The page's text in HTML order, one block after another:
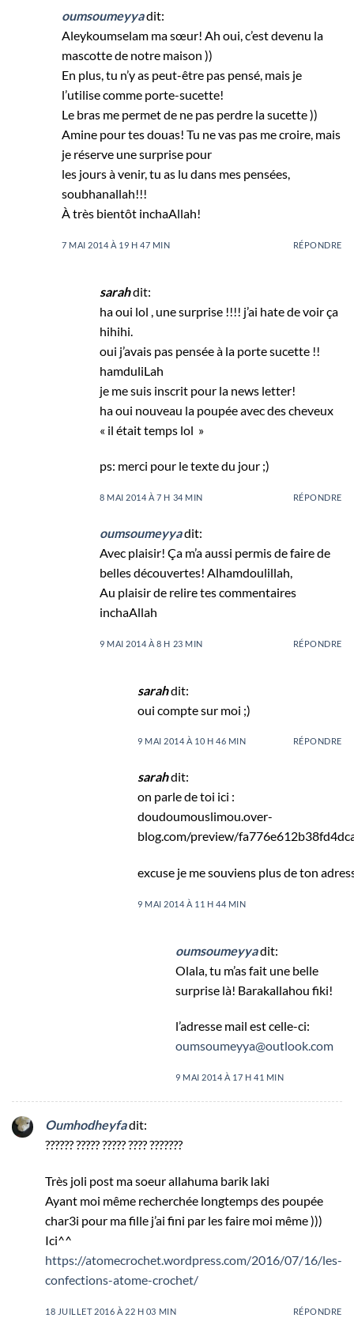
oumsoumeyyadit:
Aleykoumselam ma sœur! Ah oui, c’est devenu la
mascotte de notre maison ))
En plus, tu n’y as peut-être pas pensé, mais je
l’utilise comme porte-sucette!
Le bras me permet de ne pas perdre la sucette ))
Amine pour tes douas! Tu ne vas pas me croire, mais
je réserve une surprise pour
les jours à venir, tu as lu dans mes pensées,
soubhanallah!!!
À très bientôt inchaAllah!
7 MAI 2014 À 19 H 47 MIN RÉPONDRE
sarahdit:
ha oui lol , une surprise !!!! j’ai hate de voir ça
hihihi.
oui j’avais pas pensée à la porte sucette !!
hamduliLah
je me suis inscrit pour la news letter!
ha oui nouveau la poupée avec des cheveux
« il était temps lol »
ps: merci pour le texte du jour ;)
8 MAI 2014 À 7 H 34 MIN RÉPONDRE
oumsoumeyyadit:
Avec plaisir! Ça m’a aussi permis de faire de
belles découvertes! Alhamdoulillah,
Au plaisir de relire tes commentaires
inchaAllah
9 MAI 2014 À 8 H 23 MIN RÉPONDRE
sarahdit:
oui compte sur moi ;)
9 MAI 2014 À 10 H 46 MIN RÉPONDRE
sarahdit:
on parle de toi ici :
doudoumouslimou.over-
blog.com/preview/
excuse je me souviens plus de ton
9 MAI 2014 À 11 H 44 MIN
oumsoumeyyadit:
Olala, tu m’as fait une belle
surprise là! Barakallahou fiki!
l’adresse mail est celle-ci:
oumsoumeyya@outlook.com
9 MAI 2014 À 17 H 41 MIN
Oumhodheyfadit:
?????? ????? ????? ???? ???????
Très joli post ma soeur allahuma barik laki
Ayant moi même recherchée longtemps des poupée
char3i pour ma fille j’ai fini par les faire moi même )))
Ici^^
https://atomecrochet.wordpress.com/2016/07/16/les-
confections-atome-crochet/
18 JUILLET 2016 À 22 H 03 MIN RÉPONDRE